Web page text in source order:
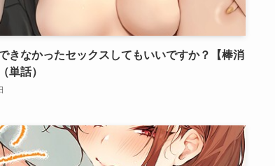
きなかったセックスしてもいいですか？【棒消
単話）